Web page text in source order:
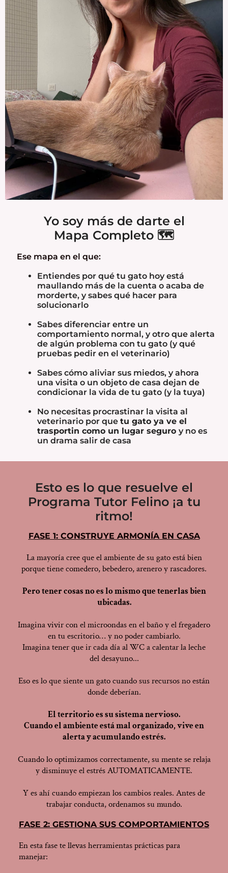
Yo soy más de darte el
Mapa Completo 🗺️
Ese mapa en el que:
Entiendes por qué tu gato hoy está
maullando más de la cuenta o acaba de
morderte, y sabes qué hacer para
solucionarlo
Sabes diferenciar entre un
comportamiento normal, y otro que alerta
de algún problema con tu gato (y qué
pruebas pedir en el veterinario)
Sabes cómo aliviar sus miedos, y ahora
una visita o un objeto de casa dejan de
condicionar la vida de tu gato (y la tuya)
No necesitas procrastinar la visita al
veterinario por que tu gato ya ve el
trasportin como un lugar seguro y no es
un drama salir de casa
Esto es lo que resuelve el
Programa Tutor Felino ¡a tu
ritmo!
FASE 1: CONSTRUYE ARMONÍA EN CASA
La mayoría cree que el ambiente de su gato está bien
porque tiene comedero, bebedero, arenero y rascadores.
Pero tener cosas no es lo mismo que tenerlas bien
ubicadas.
Imagina vivir con el microondas en el baño y el fregadero
en tu escritorio… y no poder cambiarlo.
Imagina tener que ir cada día al WC a calentar la leche
del desayuno...
Eso es lo que siente un gato cuando sus recursos no están
donde deberían.
El territorio es su sistema nervioso.
Cuando el ambiente está mal organizado, vive en
alerta y acumulando estrés.
Cuando lo optimizamos correctamente, su mente se relaja
y disminuye el estrés AUTOMATICAMENTE.
Y es ahí cuando empiezan los cambios reales. Antes de
trabajar conducta, ordenamos su mundo.
FASE 2: GESTIONA SUS COMPORTAMIENTOS
En esta fase te llevas herramientas prácticas para
manejar: